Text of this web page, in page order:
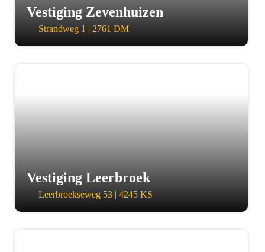
Vestiging Zevenhuizen
Strandweg 1 | 2761 DM
Vestiging Leerbroek
Leerbroekseweg 53 | 4245 KS